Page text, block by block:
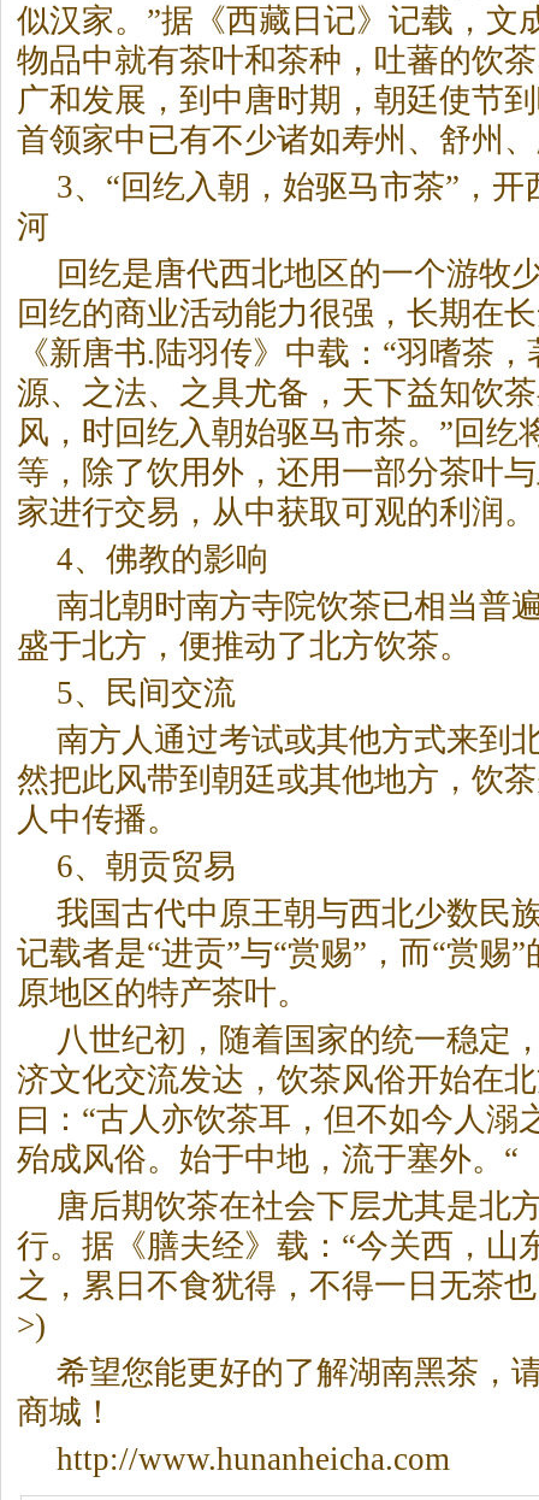
似汉家。”据《西藏日记》记载，文
物品中就有茶叶和茶种，吐蕃的饮
广和发展，到中唐时期，朝廷使节
首领家中已有不少诸如寿州、舒州
3、“回纥入朝，始驱马市茶”，
河
回纥是唐代西北地区的一个游牧
回纥的商业活动能力很强，长期在
《新唐书.陆羽传》中载：“羽嗜茶
源、之法、之具尤备，天下益知饮
风，时回纥入朝始驱马市茶。”回纥
等，除了饮用外，还用一部分茶叶
家进行交易，从中获取可观的利润。
4、佛教的影响
南北朝时南方寺院饮茶已相当普
盛于北方，便推动了北方饮茶。
5、民间交流
南方人通过考试或其他方式来到
然把此风带到朝廷或其他地方，饮
人中传播。
6、朝贡贸易
我国古代中原王朝与西北少数民
记载者是“进贡”与“赏赐”，而“赏赐
原地区的特产茶叶。
八世纪初，随着国家的统一稳定
济文化交流发达，饮茶风俗开始在
曰：“古人亦饮茶耳，但不如今人溺
殆成风俗。始于中地，流于塞外。“
唐后期饮茶在社会下层尤其是北
行。据《膳夫经》载：“今关西，山
之，累日不食犹得，不得一日无茶
>)
希望您能更好的了解湖南黑茶 ，
商城！
http://www.hunanheicha.com